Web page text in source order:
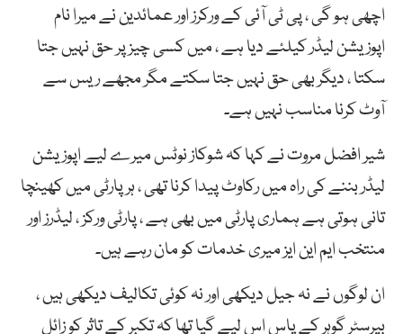
اچھی ہو گی ، پی ٹی آئی کے ورکرز اور عمائدین نے میرا نام
اپوزیشن لیڈر کیلئے دیا ہے ، میں کسی چیز پر حق نہیں جتا
سکتا ، دیگر بھی حق نہیں جتا سکتے مگر مجھے ریس سے
آوٹ کرنا مناسب نہیں ہے۔
شیر افضل مروت نے کہا کہ شوکاز نوٹس میرے لیے اپوزیشن
لیڈر بننے کی راہ میں رکاوٹ پیدا کرنا تھی ، ہر پارٹی میں کھینچا
تانی ہوتی ہے ہماری پارٹی میں بھی ہے ، پارٹی ورکز ، لیڈرز اور
منتخب ایم این ایز میری خدمات کو مان رہے ہیں۔
ان لوگوں نے نہ جیل دیکھی اور نہ کوئی تکالیف دیکھی ہیں ،
بیرسٹر گوہر کے پاس اس لیے گیا تھا کہ تکبر کے تاثر کو زائل